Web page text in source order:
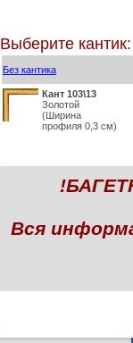
Выберите кантик:
Без кантика
Кант 103\13
Золотой
(Ширина
профиля 0,3 см)
Вся